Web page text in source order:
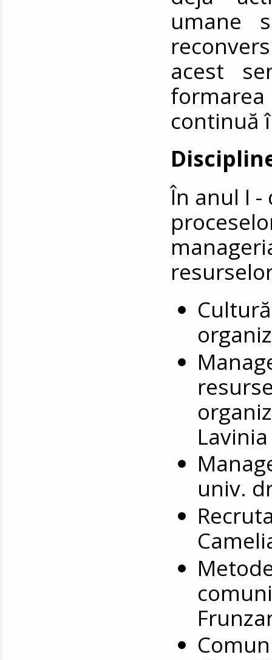
umane
acest
continuă
În anul I
univ.